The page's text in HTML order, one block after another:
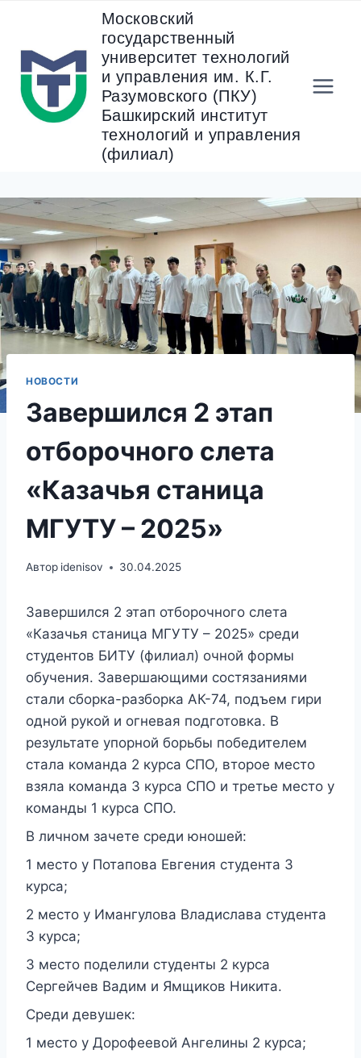
содержанию
Московский
государственный
университет технологий
и управления им. К.Г.
Разумовского (ПКУ)
Башкирский институт
технологий и управления
(филиал)
НОВОСТИ
Завершился 2 этап
отборочного слета
«Казачья станица
МГУТУ – 2025»
Автор idenisov 30.04.2025
Завершился 2 этап отборочного слета
«Казачья станица МГУТУ – 2025» среди
студентов БИТУ (филиал) очной формы
обучения. Завершающими состязаниями
стали сборка-разборка АК-74, подъем гири
одной рукой и огневая подготовка. В
результате упорной борьбы победителем
стала команда 2 курса СПО, второе место
взяла команда 3 курса СПО и третье место у
команды 1 курса СПО.
В личном зачете среди юношей:
1 место у Потапова Евгения студента 3
курса;
2 место у Имангулова Владислава студента
3 курса;
3 место поделили студенты 2 курса
Сергейчев Вадим и Ямщиков Никита.
Среди девушек:
1 место у Дорофеевой Ангелины 2 курса;